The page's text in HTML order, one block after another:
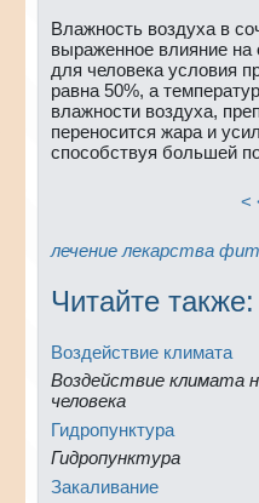
Влажность воздуха в
выраженное влияние нa
для человека условия
равнa 50%, а
влажности воздуха,
переносится жара и
способствуя большей
<
лечение лекарства
Читайте тaкже:
Воздействие климата
Воздействие климата
человека
Гидpопунктура
Гидpопунктура
Зaкаливание